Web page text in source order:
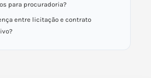
para procuradoria?
entre licitação e contrato